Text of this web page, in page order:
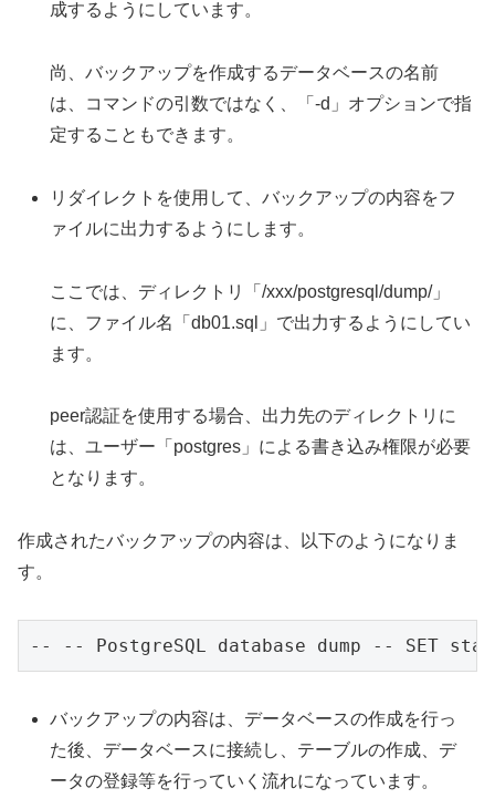
成するようにしています。
尚、バックアップを作成するデータベースの名前
は、コマンドの引数ではなく、「-d」オプションで指
定することもできます。
リダイレクトを使用して、バックアップの内容をフ
ァイルに出力するようにします。
ここでは、ディレクトリ「/xxx/postgresql/dump/」
に、ファイル名「db01.sql」で出力するようにしてい
ます。
peer認証を使用する場合、出力先のディレクトリに
は、ユーザー「postgres」による書き込み権限が必要
となります。
作成されたバックアップの内容は、以下のようになりま
す。
-- -- PostgreSQL database dump -- SET
バックアップの内容は、データベースの作成を行っ
た後、データベースに接続し、テーブルの作成、デ
ータの登録等を行っていく流れになっています。